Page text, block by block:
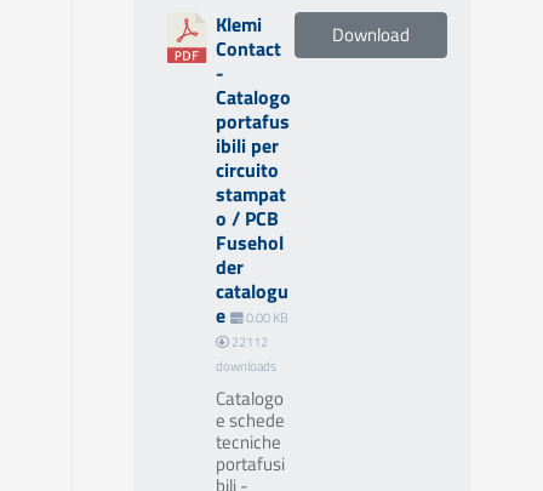
Klemi
Contact
-
Catalogo
portafus
ibili per
circuito
stampat
o / PCB
Fusehol
der
catalogu
e
0.00 KB
22112
downloads
Catalogo
e schede
tecniche
portafusi
bili -
Download